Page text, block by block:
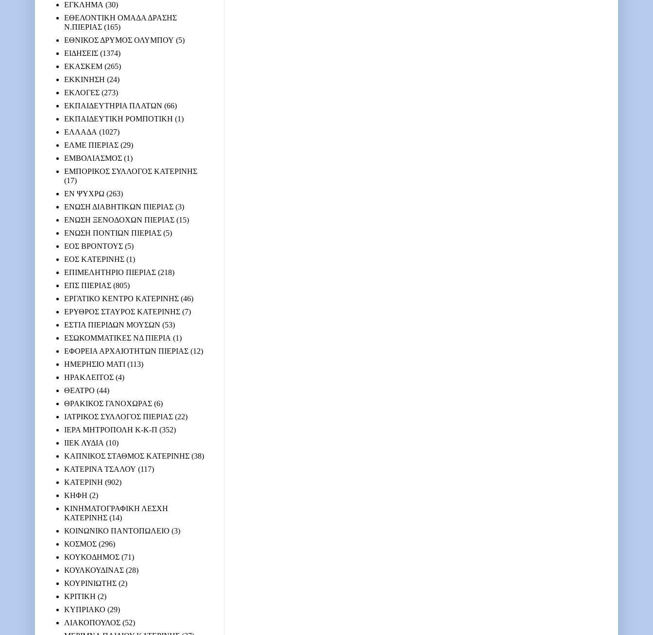
ΕΓΚΛΗΜΑ (30)
ΕΘΕΛΟΝΤΙΚΗ ΟΜΑΔΑ ΔΡΑΣΗΣ
Ν.ΠΙΕΡΙΑΣ (165)
ΕΘΝΙΚΟΣ ΔΡΥΜΟΣ ΟΛΥΜΠΟΥ (5)
ΕΙΔΗΣΕΙΣ (1374)
ΕΚΑΣΚΕΜ (265)
ΕΚΚΙΝΗΣΗ (24)
ΕΚΛΟΓΕΣ (273)
ΕΚΠΑΙΔΕΥΤΗΡΙΑ ΠΛΑΤΩΝ (66)
ΕΚΠΑΙΔΕΥΤΙΚΗ ΡΟΜΠΟΤΙΚΗ (1)
ΕΛΛΑΔΑ (1027)
ΕΛΜΕ ΠΙΕΡΙΑΣ (29)
ΕΜΒΟΛΙΑΣΜΟΣ (1)
ΕΜΠΟΡΙΚΟΣ ΣΥΛΛΟΓΟΣ ΚΑΤΕΡΙΝΗΣ
(17)
ΕΝ ΨΥΧΡΩ (263)
ΕΝΩΣΗ ΔΙΑΒΗΤΙΚΩΝ ΠΙΕΡΙΑΣ (3)
ΕΝΩΣΗ ΞΕΝΟΔΟΧΩΝ ΠΙΕΡΙΑΣ (15)
ΕΝΩΣΗ ΠΟΝΤΙΩΝ ΠΙΕΡΙΑΣ (5)
ΕΟΣ ΒΡΟΝΤΟΥΣ (5)
ΕΟΣ ΚΑΤΕΡΙΝΗΣ (1)
ΕΠΙΜΕΛΗΤΗΡΙΟ ΠΙΕΡΙΑΣ (218)
ΕΠΣ ΠΙΕΡΙΑΣ (805)
ΕΡΓΑΤΙΚΟ ΚΕΝΤΡΟ ΚΑΤΕΡΙΝΗΣ (46)
ΕΡΥΘΡΟΣ ΣΤΑΥΡΟΣ ΚΑΤΕΡΙΝΗΣ (7)
ΕΣΤΙΑ ΠΙΕΡΙΔΩΝ ΜΟΥΣΩΝ (53)
ΕΣΩΚΟΜΜΑΤΙΚΕΣ ΝΔ ΠΙΕΡΙΑ (1)
ΕΦΟΡΕΙΑ ΑΡΧΑΙΟΤΗΤΩΝ ΠΙΕΡΙΑΣ (12)
ΗΜΕΡΗΣΙΟ ΜΑΤΙ (113)
ΗΡΑΚΛΕΙΤΟΣ (4)
ΘΕΑΤΡΟ (44)
ΘΡΑΚΙΚΟΣ ΓΑΝΟΧΩΡΑΣ (6)
ΙΑΤΡΙΚΟΣ ΣΥΛΛΟΓΟΣ ΠΙΕΡΙΑΣ (22)
ΙΕΡΑ ΜΗΤΡΟΠΟΛΗ Κ-Κ-Π (352)
ΙΙΕΚ ΛΥΔΙΑ (10)
ΚΑΠΝΙΚΟΣ ΣΤΑΘΜΟΣ ΚΑΤΕΡΙΝΗΣ (38)
ΚΑΤΕΡΙΝΑ ΤΣΑΛΟΥ (117)
ΚΑΤΕΡΙΝΗ (902)
ΚΗΦΗ (2)
ΚΙΝΗΜΑΤΟΓΡΑΦΙΚΗ ΛΕΣΧΗ
ΚΑΤΕΡΙΝΗΣ (14)
ΚΟΙΝΩΝΙΚΟ ΠΑΝΤΟΠΩΛΕΙΟ (3)
ΚΟΣΜΟΣ (296)
ΚΟΥΚΟΔΗΜΟΣ (71)
ΚΟΥΛΚΟΥΔΙΝΑΣ (28)
ΚΟΥΡΙΝΙΩΤΗΣ (2)
ΚΡΙΤΙΚΗ (2)
ΚΥΠΡΙΑΚΟ (29)
ΛΙΑΚΟΠΟΥΛΟΣ (52)